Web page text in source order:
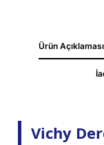
Ürün Açıklaması
Vichy